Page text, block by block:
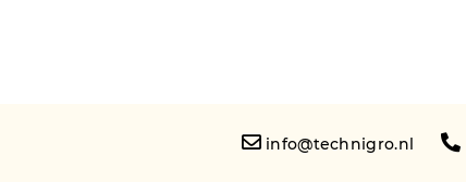
info@technigro.nl